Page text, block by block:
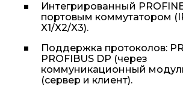
Интегрированный
портовым коммутатором
X1/X2/X3).
Поддержка протоколов:
PROFIBUS DP (через
коммуникационный
(сервер и клиент).